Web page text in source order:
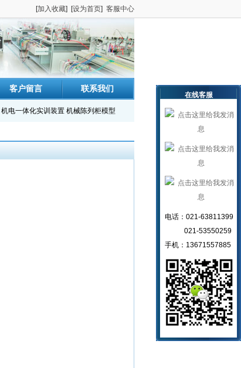
[加入收藏] [设为首页] 客服中心
客户留言 联系我们
机电一体化实训装置 机械陈列柜模型
在线客服
电话：021-63811399
021-53550259
手机：13671557885